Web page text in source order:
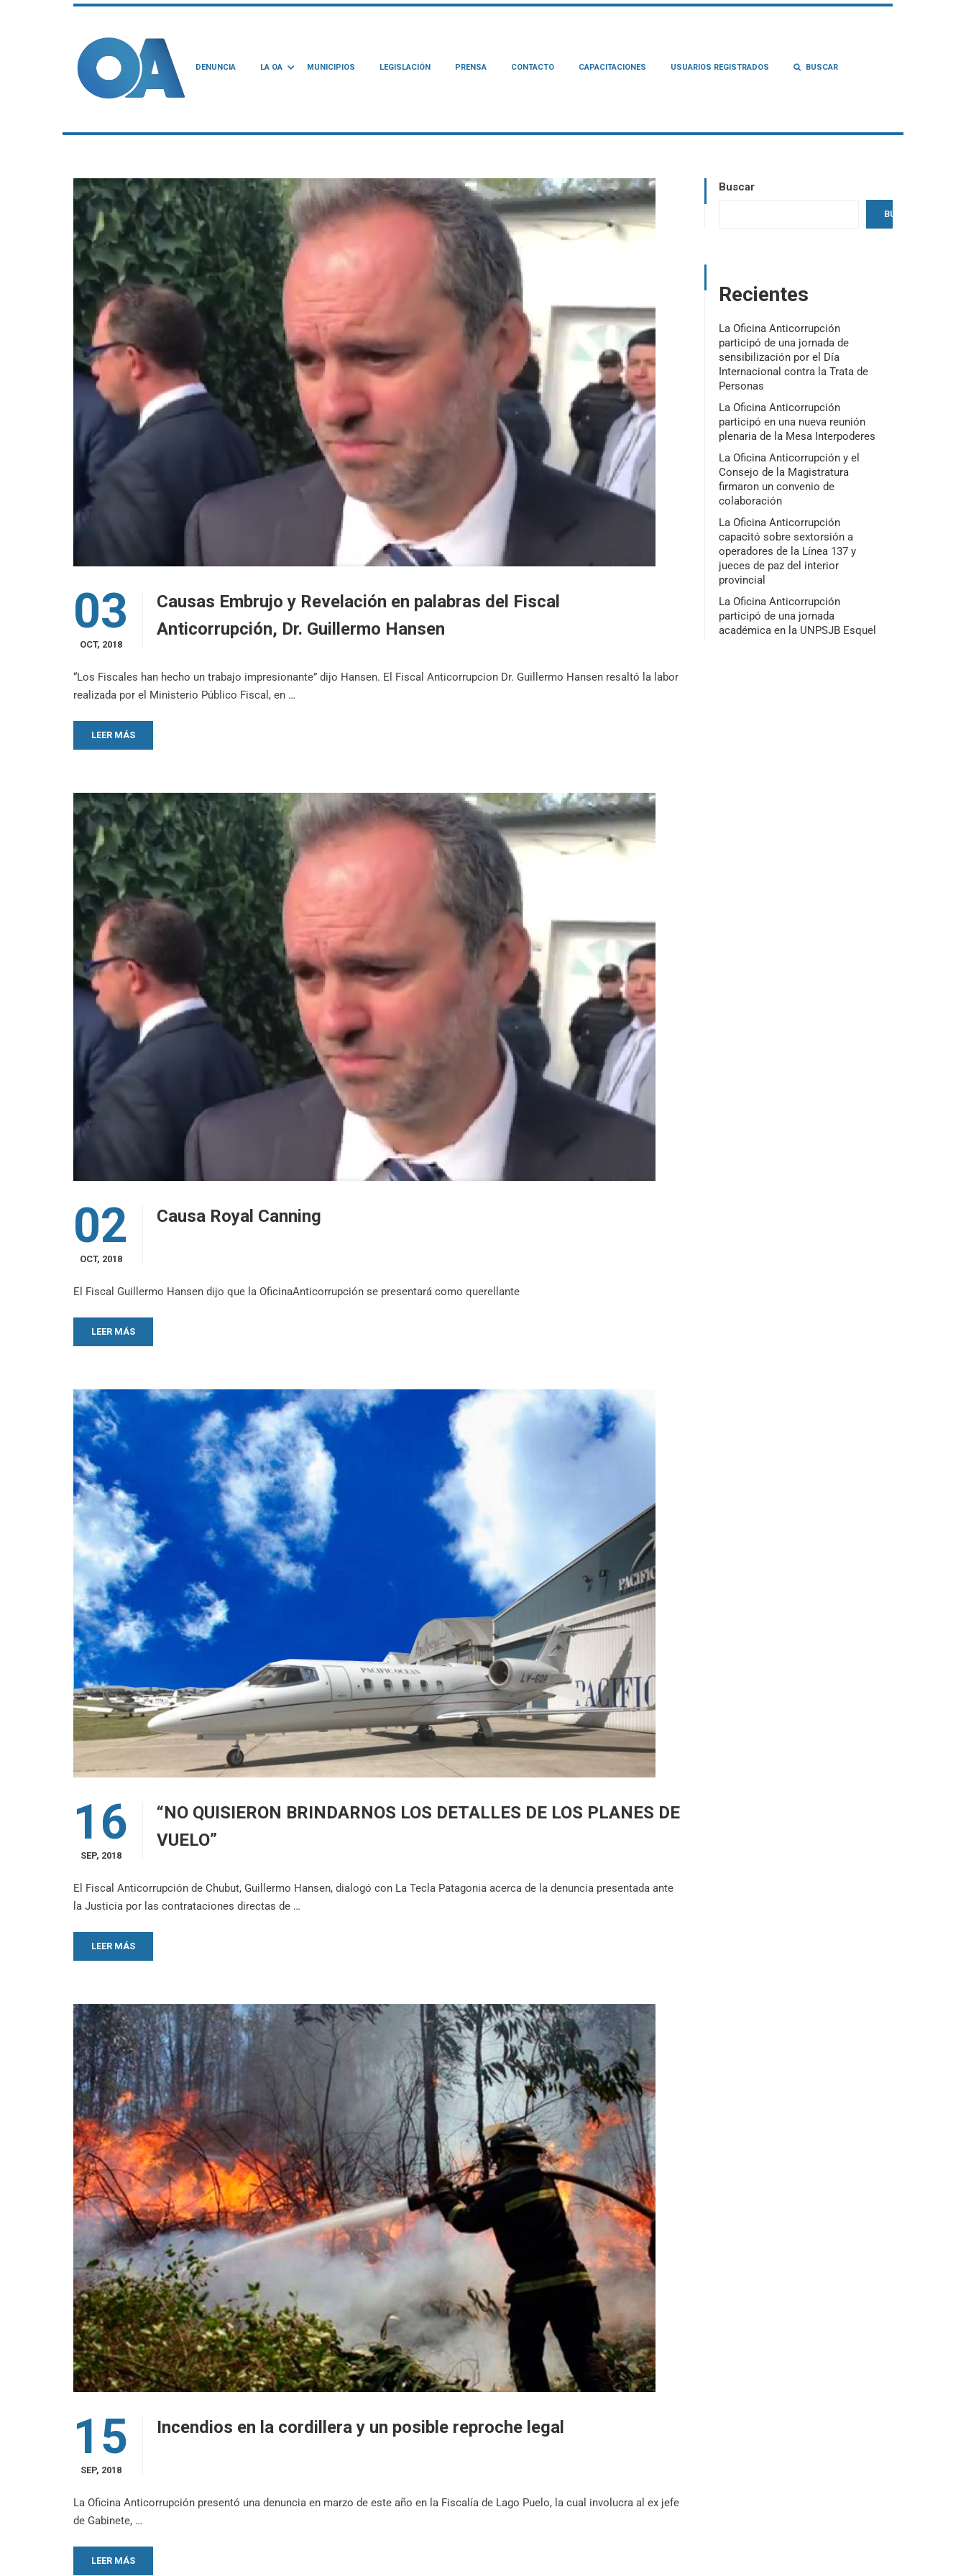
DENUNCIA LA OA MUNICIPIOS LEGISLACIÓN PRENSA CONTACTO CAPACITACIONES USUARIOS REGISTRADOS BUSCAR
03
OCT, 2018
Causas Embrujo y Revelación en palabras del Fiscal
Anticorrupción, Dr. Guillermo Hansen
“Los Fiscales han hecho un trabajo impresionante”‬ dijo Hansen. El Fiscal Anticorrupcion Dr. Guillermo Hansen resaltó la labor
realizada por el Ministerio Público Fiscal, en …
LEER MÁS
02
OCT, 2018
Causa Royal Canning
El Fiscal Guillermo Hansen dijo que la OficinaAnticorrupción se presentará como querellante
LEER MÁS
16
SEP, 2018
“NO QUISIERON BRINDARNOS LOS DETALLES DE LOS PLANES DE
VUELO”
El Fiscal Anticorrupción de Chubut, Guillermo Hansen, dialogó con La Tecla Patagonia acerca de la denuncia presentada ante
la Justicia por las contrataciones directas de …
LEER MÁS
15
SEP, 2018
Incendios en la cordillera y un posible reproche legal
La Oficina Anticorrupción presentó una denuncia en marzo de este año en la Fiscalía de Lago Puelo, la cual involucra al ex jefe
de Gabinete, …
LEER MÁS
Buscar
BUSCAR
Recientes
La Oficina Anticorrupción
participó de una jornada de
sensibilización por el Día
Internacional contra la Trata de
Personas
La Oficina Anticorrupción
participó en una nueva reunión
plenaria de la Mesa Interpoderes
La Oficina Anticorrupción y el
Consejo de la Magistratura
firmaron un convenio de
colaboración
La Oficina Anticorrupción
capacitó sobre sextorsión a
operadores de la Línea 137 y
jueces de paz del interior
provincial
La Oficina Anticorrupción
participó de una jornada
académica en la UNPSJB Esquel